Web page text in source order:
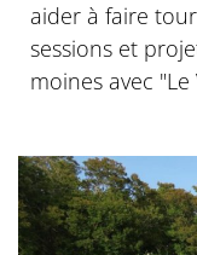
aider à faire
sessions et
moines avec "Le